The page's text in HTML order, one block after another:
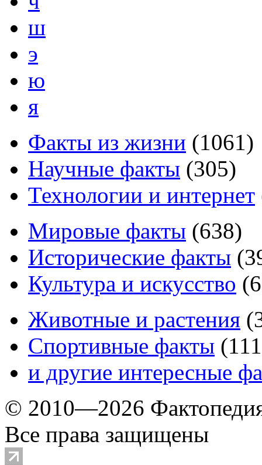
ш
э
ю
я
Факты из жизни (1061)
Научные факты (305)
Технологии и интернет
Мировые факты (638)
Исторические факты (
Культура и искусство (
Животные и растения (
Спортивные факты (111
и другие интересные
© 2010—2026
Все права защищены